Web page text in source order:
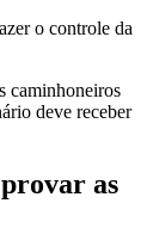
o controle da
caminhoneiros
deve receber
as